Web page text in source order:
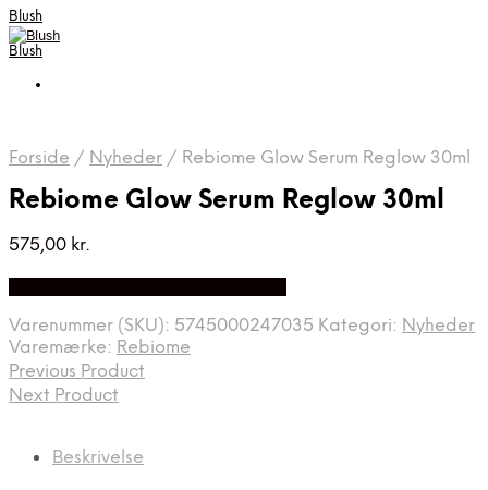
Blush
Blush
Forside / Nyheder / Rebiome Glow Serum Reglow 30ml
Rebiome Glow Serum Reglow 30ml
575,00 kr.
Varenummer (SKU): 5745000247035 Kategori: Nyheder
Varemærke: Rebiome
Previous Product
Next Product
Beskrivelse